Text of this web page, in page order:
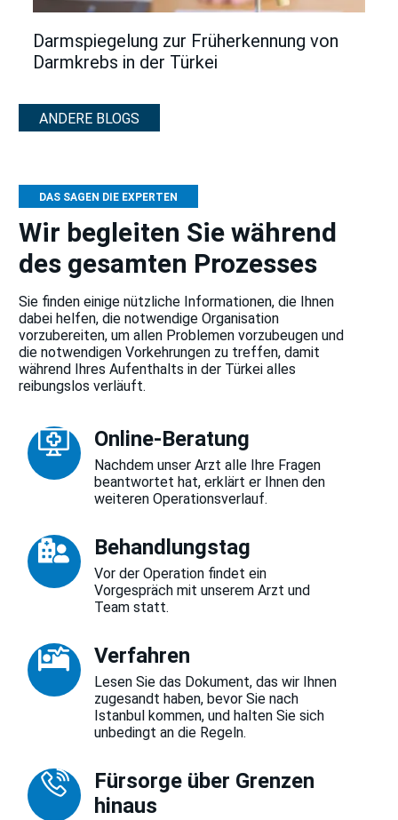
Darmspiegelung zur Früherkennung von
Darmkrebs in der Türkei
ANDERE BLOGS
DAS SAGEN DIE EXPERTEN
Wir begleiten Sie während
des gesamten Prozesses
Sie finden einige nützliche Informationen, die Ihnen
dabei helfen, die notwendige Organisation
vorzubereiten, um allen Problemen vorzubeugen und
die notwendigen Vorkehrungen zu treffen, damit
während Ihres Aufenthalts in der Türkei alles
reibungslos verläuft.
Online-Beratung
Nachdem unser Arzt alle Ihre Fragen
beantwortet hat, erklärt er Ihnen den
weiteren Operationsverlauf.
Behandlungstag
Vor der Operation findet ein
Vorgespräch mit unserem Arzt und
Team statt.
Verfahren
Lesen Sie das Dokument, das wir Ihnen
zugesandt haben, bevor Sie nach
Istanbul kommen, und halten Sie sich
unbedingt an die Regeln.
Fürsorge über Grenzen
hinaus